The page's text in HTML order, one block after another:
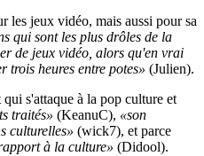
les jeux vidéo, mais aussi pour sa
qui sont les plus drôles de la
de jeux vidéo, alors qu'en vrai
trois heures entre potes» (Julien).
qui s'attaque à la pop culture et
traités» (KeanuC), «son
culturelles» (wick7), et parce
à la culture» (Didool).